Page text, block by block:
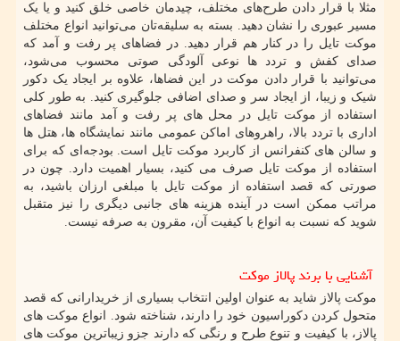
مثلا با قرار دادن طرح‌های مختلف، چیدمان خاصی خلق کنید و یا یک
مسیر عبوری را نشان دهید. بسته به سلیقه‌تان می‌توانید انواع مختلف
موکت تایل را در کنار هم قرار دهید. در فضاهای پر رفت و آمد که
صدای کفش و تردد ها نوعی آلودگی صوتی محسوب می‌شود،
می‌توانید با قرار دادن موکت در این فضاها، علاوه بر ایجاد یک دکور
شیک و زیبا، از ایجاد سر و صدای اضافی جلوگیری کنید. به طور کلی
استفاده از موکت تایل در محل های پر رفت و آمد مانند فضاهای
اداری با تردد بالا، راهروهای اماکن عمومی مانند نمایشگاه ها، هتل ها
و سالن های کنفرانس از کاربرد موکت تایل است. بودجه‌ای که برای
استفاده از موکت تایل صرف می‌ کنید، بسیار اهمیت دارد. چون در
صورتی که قصد استفاده از موکت تایل با مبلغی ارزان باشید، به
مراتب ممکن است در آینده هزینه های جانبی دیگری را نیز متقبل
شوید که نسبت به انواع با کیفیت آن، مقرون به صرفه نیست.
آشنایی با برند پالاز موکت
موکت پالاز شاید به عنوان اولین انتخاب بسیاری از خریدارانی که قصد
متحول کردن دکوراسیون خود را دارند، شناخته شود. انواع موکت های
پالاز، با کیفیت و تنوع طرح و رنگی که دارند جزو زیباترین موکت های